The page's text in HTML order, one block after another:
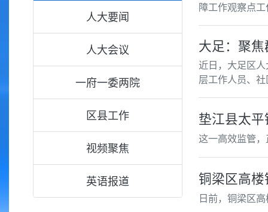
人大要闻
人大会议
一府一委两院
区县工作
视频聚焦
英语报道
障工作观察点
大足：聚
近日，大足区
层工作人员、
垫江县太
这一高效监管，
铜梁区高
日前，铜梁区